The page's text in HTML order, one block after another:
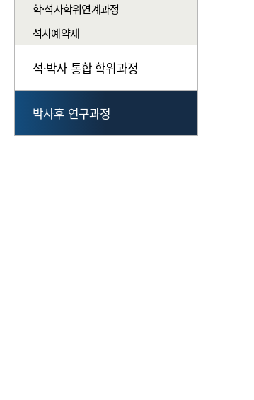
학·석사학위연계과정
석사예약제
석·박사 통합 학위과정
박사후 연구과정